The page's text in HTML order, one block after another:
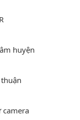
huyện